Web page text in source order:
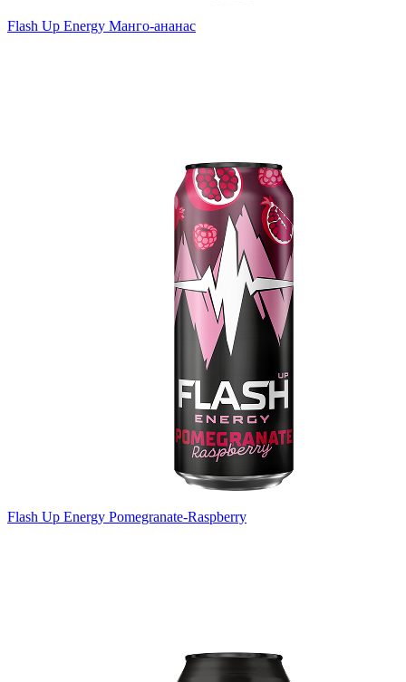
Flash Up Energy Манго-ананас
Flash Up Energy Pomegranate-Raspberry